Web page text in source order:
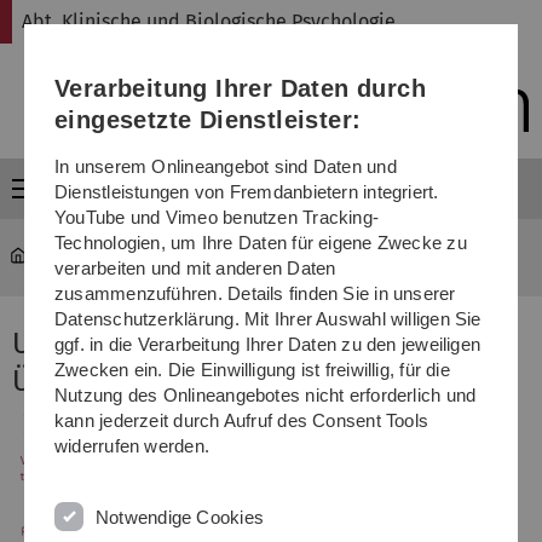
Direkt
Direkt
Direkt
(Sprache,
Drucken,
Media)
Direkt
Direkt
Abt. Klinische und Biologische Psychologie
Menü
Abt. Klinische und Biologische Psychologie
Unsere Forschungsschwerpunkte im
Überblick
Verarbeitung Ihrer Daten durch
eingesetzte Dienstleister:
In unserem Onlineangebot sind Daten und
Dienstleistungen von Fremdanbietern integriert.
YouTube und Vimeo benutzen Tracking-
Technologien, um Ihre Daten für eigene Zwecke zu
verarbeiten und mit anderen Daten
zusammenzuführen. Details finden Sie in unserer
Datenschutzerklärung. Mit Ihrer Auswahl willigen Sie
ggf. in die Verarbeitung Ihrer Daten zu den jeweiligen
Zwecken ein. Die Einwilligung ist freiwillig, für die
Nutzung des Onlineangebotes nicht erforderlich und
kann jederzeit durch Aufruf des Consent Tools
widerrufen werden.
Notwendige Cookies